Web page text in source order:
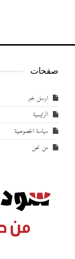
صفحات
ارسل خبر
الرئيسية
سياسة الخصوصية
من نحن